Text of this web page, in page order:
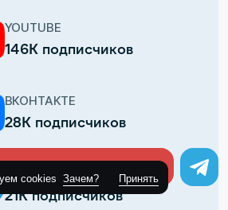
YOUTUBE
146К подписчиков
ВКОНТАКТЕ
28К подписчиков
TELEGRAM
21К подписчиков
cookies Зачем? Принять